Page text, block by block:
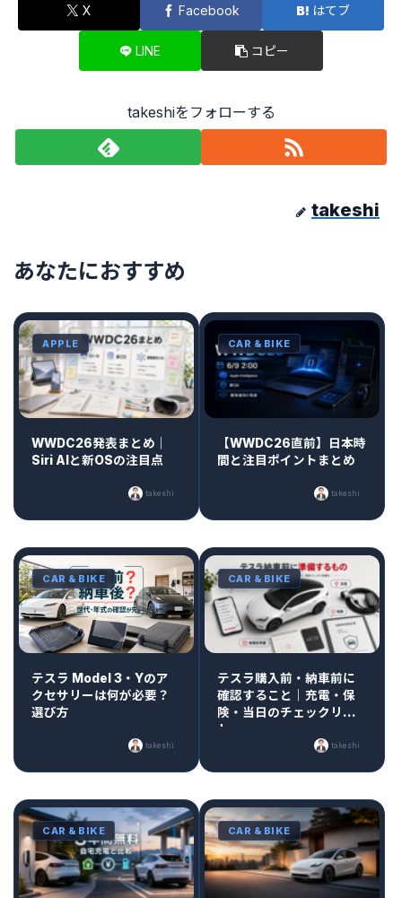
X Facebook はてブ
LINE コピー
takeshiをフォローする
takeshi
あなたにおすすめ
APPLE
WWDC26発表まとめ｜
Siri AIと新OSの注目点
takeshi
CAR & BIKE
【WWDC26直前】日本時
間と注目ポイントまとめ
takeshi
CAR & BIKE
テスラ Model 3・Yのア
クセサリーは何が必要？
選び方
takeshi
CAR & BIKE
テスラ購入前・納車前に
確認すること｜充電・保
険・当日のチェックリス
ト
takeshi
CAR & BIKE CAR & BIKE